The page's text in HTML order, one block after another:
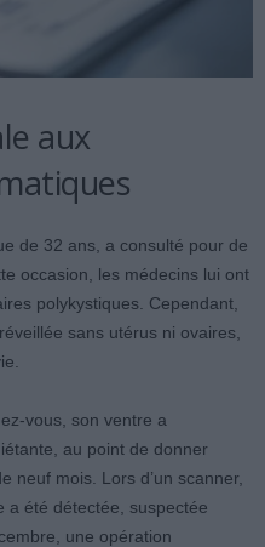
aux
de 32 ans, a consulté pour de
occasion, les médecins lui ont
polykystiques. Cependant,
sans utérus ni ovaires,
vous, son ventre a
au point de donner
neuf mois. Lors d’un scanner,
a été détectée, suspectée
une opération